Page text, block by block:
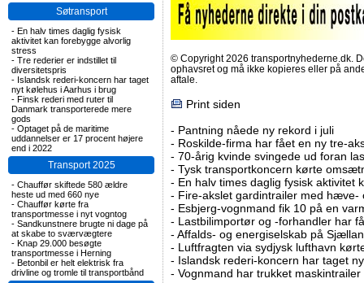
Søtransport
- En halv times daglig fysisk
aktivitet kan forebygge alvorlig
stress
- Tre rederier er indstillet til
diversitetspris
- Islandsk rederi-koncern har taget
nyt kølehus i Aarhus i brug
- Finsk rederi med ruter til
Danmark transporterede mere
gods
- Optaget på de maritime
uddannelser er 17 procent højere
end i 2022
Transport 2025
- Chauffør skiftede 580 ældre
heste ud med 660 nye
- Chauffør kørte fra
transportmesse i nyt vogntog
- Sandkunstnere brugte ni dage på
at skabe to sværvægtere
- Knap 29.000 besøgte
transportmesse i Herning
- Betonbil er helt elektrisk fra
drivline og tromle til transportbånd
© Copyright 2026 transportnyhederne.dk.
ophavsret og må ikke kopieres eller på
aftale.
Print siden
- Pantning nåede ny rekord i juli
- Roskilde-firma har fået en ny tre-
- 70-årig kvinde svingede ud foran
- Tysk transportkoncern kørte
- En halv times daglig fysisk aktivitet
- Fire-akslet gardintrailer med hæve-
- Esbjerg-vognmand fik 10 på en
- Lastbilimportør og -forhandler har
- Affalds- og energiselskab på
- Luftfragten via sydjysk lufthavn
- Islandsk rederi-koncern har taget
- Vognmand har trukket